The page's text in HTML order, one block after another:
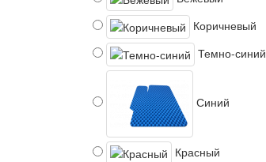
Коричневый
Темно-синий
Синий
Красный